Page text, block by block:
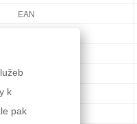
EAN
odběr
balení Š×V×H
věk
k
pak